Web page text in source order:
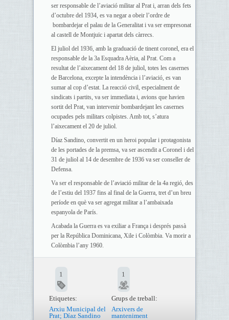
ser responsable de l’aviació militar al Prat i, arran dels fets
d’octubre del 1934, es va negar a obeir l’ordre de
bombardejar el palau de la Generalitat i va ser empresonat
al castell de Montjuïc i apartat dels càrrecs.
El juliol del 1936, amb la graduació de tinent coronel, era el
responsable de la 3a Esquadra Aèria, al Prat. Com a
resultat de l’aixecament del 18 de juliol, totes les casernes
de Barcelona, excepte la intendència i l’aviació, es van
sumar al cop d’estat. La reacció civil, especialment de
sindicats i partits, va ser immediata i, avions que havien
sortit del Prat, van intervenir bombardejant les casernes
ocupades pels militars colpistes. Amb tot, s’atura
l’aixecament el 20 de juliol.
Díaz Sandino, convertit en un heroi popular i protagonista
de les portades de la premsa, va ser ascendit a Coronel i del
31 de juliol al 14 de desembre de 1936 va ser conseller de
Defensa.
Va ser el responsable de l’aviació militar de la 4a regió, des
de l’estiu del 1937 fins al final de la Guerra, tret d’un breu
període en què va ser agregat militar a l’ambaixada
espanyola de París.
Acabada la Guerra es va exiliar a França i després passà
per la República Dominicana, Xile i Colòmbia. Va morir a
Colòmbia l’any 1960.
1
Etiquetes:
Arxiu Municipal del
Prat; Díaz Sandino
1
Grups de treball:
Arxivers de
manteniment